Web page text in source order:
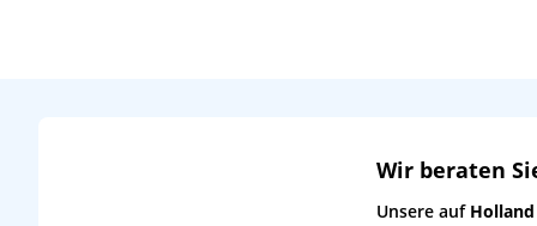
Wir beraten
Unsere auf